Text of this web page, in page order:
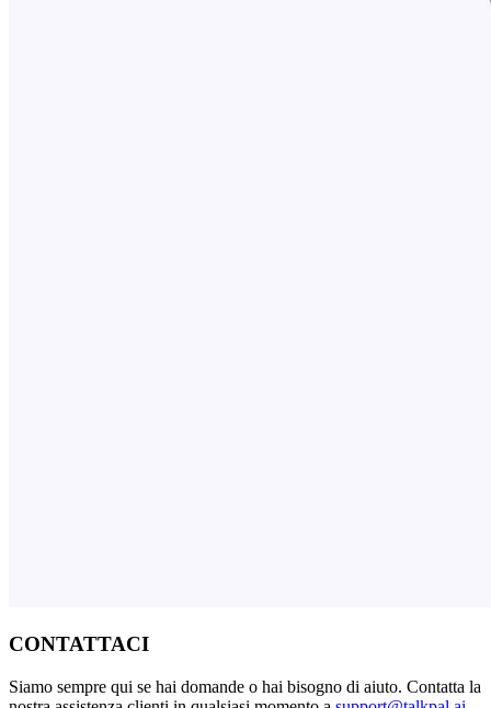
CONTATTACI
Siamo sempre qui se hai domande o hai bisogno di aiuto. Contatta la